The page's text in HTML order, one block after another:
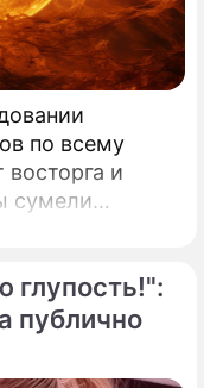
по всему
и
сумели
в
глупость!":
публично